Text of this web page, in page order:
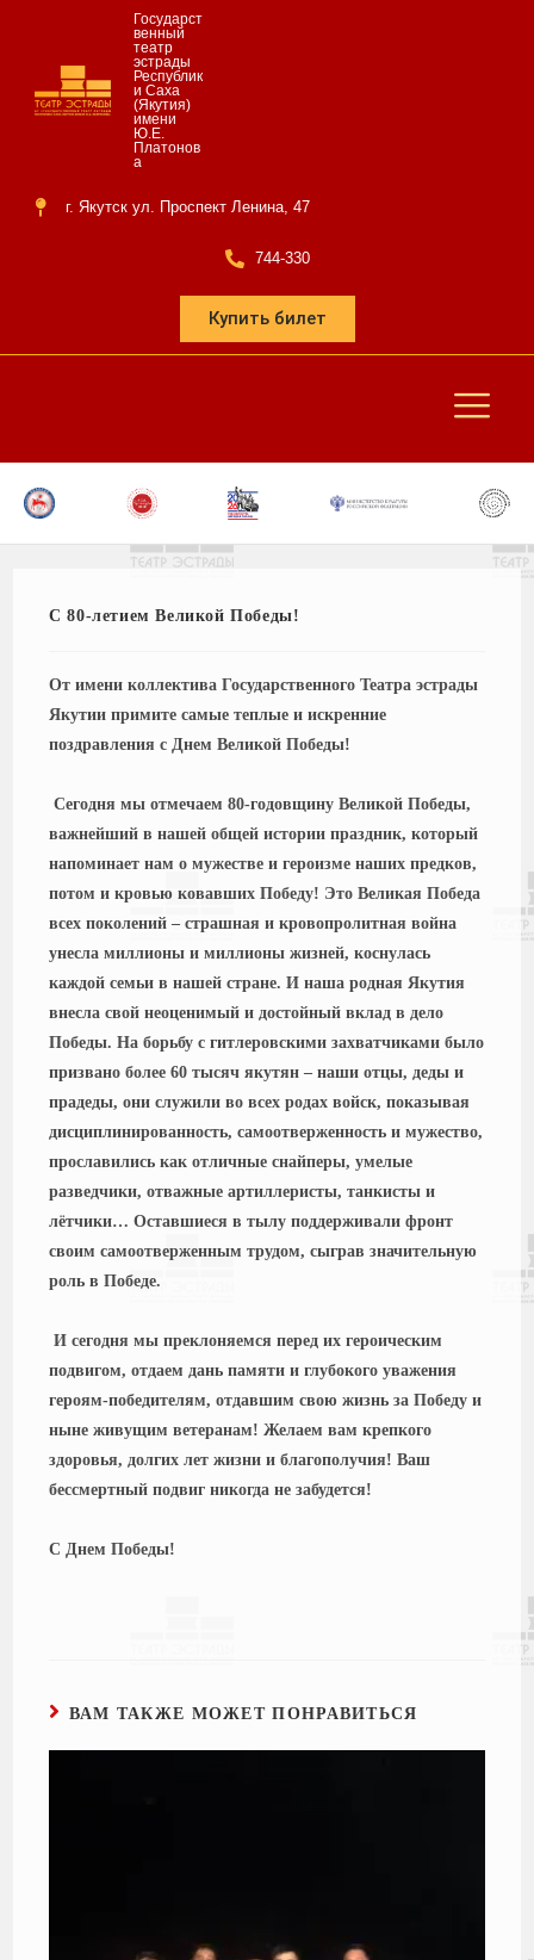
Государст
венный
театр
эстрады
Республик
и Саха
(Якутия)
имени
Ю.Е.
Платонов
а
г. Якутск ул. Проспект Ленина, 47
744-330
Купить билет
С 80-летием Великой Победы!
От имени коллектива Государственного Театра эстрады
Якутии примите самые теплые и искренние
поздравления с Днем Великой Победы!
Сегодня мы отмечаем 80-годовщину Великой Победы,
важнейший в нашей общей истории праздник, который
напоминает нам о мужестве и героизме наших предков,
потом и кровью ковавших Победу! Это Великая Победа
всех поколений – страшная и кровопролитная война
унесла миллионы и миллионы жизней, коснулась
каждой семьи в нашей стране. И наша родная Якутия
внесла свой неоценимый и достойный вклад в дело
Победы. На борьбу с гитлеровскими захватчиками было
призвано более 60 тысяч якутян – наши отцы, деды и
прадеды, они служили во всех родах войск, показывая
дисциплинированность, самоотверженность и мужество,
прославились как отличные снайперы, умелые
разведчики, отважные артиллеристы, танкисты и
лётчики… Оставшиеся в тылу поддерживали фронт
своим самоотверженным трудом, сыграв значительную
роль в Победе.
И сегодня мы преклоняемся перед их героическим
подвигом, отдаем дань памяти и глубокого уважения
героям-победителям, отдавшим свою жизнь за Победу и
ныне живущим ветеранам! Желаем вам крепкого
здоровья, долгих лет жизни и благополучия! Ваш
бессмертный подвиг никогда не забудется!
С Днем Победы!
ВАМ ТАКЖЕ МОЖЕТ ПОНРАВИТЬСЯ